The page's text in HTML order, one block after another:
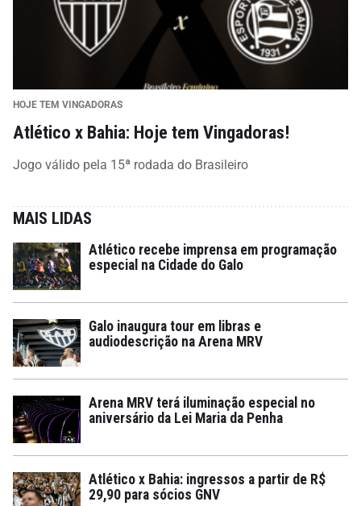
HOJE TEM VINGADORAS
Atlético x Bahia: Hoje tem Vingadoras!
Jogo válido pela 15ª rodada do Brasileiro
MAIS LIDAS
Atlético recebe imprensa em programação
especial na Cidade do Galo
Galo inaugura tour em libras e
audiodescrição na Arena MRV
Arena MRV terá iluminação especial no
aniversário da Lei Maria da Penha
Atlético x Bahia: ingressos a partir de R$
29,90 para sócios GNV